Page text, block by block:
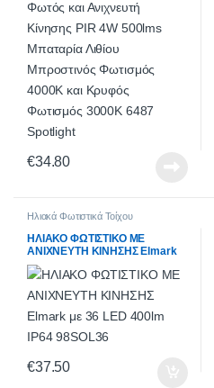
€34.80
Ηλιακά Φωτιστικά Τοίχου
ΗΛΙΑΚΟ ΦΩΤΙΣΤΙΚΟ ΜΕ
ΑΝΙΧΝΕΥΤΗ ΚΙΝΗΣΗΣ Elmark
με 36 LED 400lm IP64 98SOL36
€37.50